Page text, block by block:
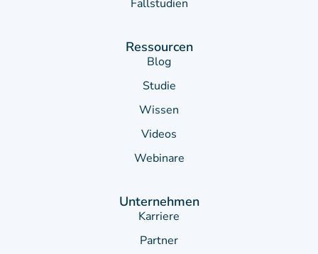
Fallstudien
Ressourcen
Blog
Studie
Wissen
Videos
Webinare
Unternehmen
Karriere
Partner